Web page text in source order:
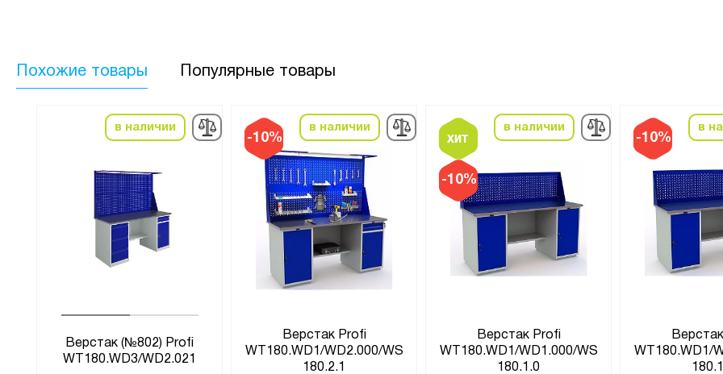
Похожие товары Популярные товары
в наличии
Верстак (№802) Profi
WT180.WD3/WD2.021
-10%
в наличии
Верстак Profi
WT180.WD1/WD2.000/WS
180.2.1
-10%
в наличии
Верстак Profi
WT180.WD1/WD1.000/WS
180.1.0
-10%
в
WT180.WD1/